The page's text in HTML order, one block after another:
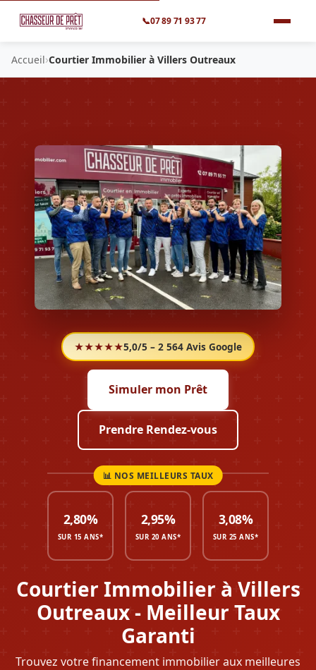
📞07 89 71 93 77
Accueil›Courtier Immobilier à Villers Outreaux
★★★★★5,0/5 – 2 564 Avis Google
Courtier Immobilier à Villers
Outreaux - Meilleur Taux
Garanti
Trouvez votre financement immobilier aux meilleures
Simuler mon Prêt
Prendre Rendez-vous
2,80%
SUR 15 ANS*
2,95%
SUR 20 ANS*
3,08%
SUR 25 ANS*